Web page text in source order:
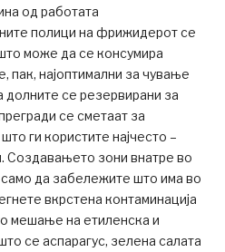
од работата
полици на фрижидерот се
може да се консумира
пак, најоптимални за чување
се резервирани за
се сметаат за
ги користите најчесто –
Создавањето зони внатре во
да забележите што има во
вкрстена контаминација
мешање на етиленска и
се аспарагус, зелена салата